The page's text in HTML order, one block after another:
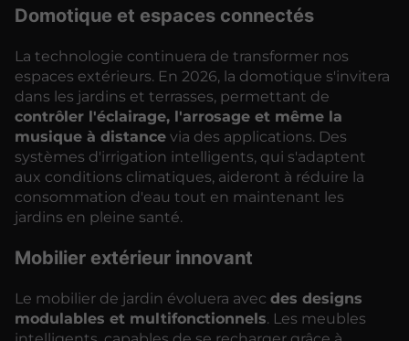
Domotique et espaces connectés
La technologie continuera de transformer nos
espaces extérieurs. En 2026, la domotique s'invitera
dans les jardins et terrasses, permettant de
contrôler l'éclairage, l'arrosage et même la
musique à distance via des applications. Des
systèmes d'irrigation intelligents, qui s'adaptent
aux conditions climatiques, aideront à réduire la
consommation d'eau tout en maintenant les
jardins en pleine santé.
Mobilier extérieur innovant
Le mobilier de jardin évoluera avec des designs
modulables et multifonctionnels. Les meubles